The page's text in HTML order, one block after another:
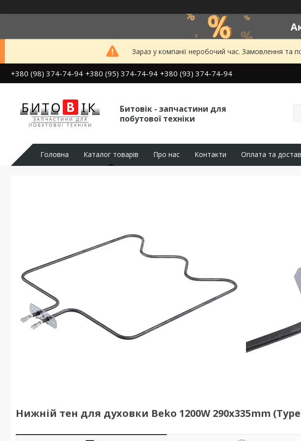
Зараз у компанії неробочий час. Замовлення та
+380 (98) 374-74-94 +380 (95) 374-74-94 +380 (93) 374-74-94
Битовік - запчастини для
побутової техніки
Головна Каталог товарів Про нас Контакти Оплата та
Нижній тен для духовки Beko 1200W 290x335mm